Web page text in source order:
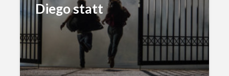
Diego statt